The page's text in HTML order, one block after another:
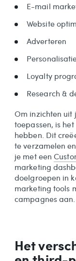
E-mail
Website
Adverteren
Loyalty
Research &
Om inzichten uit
toepassen, is
hebben. Dit
te verzamelen
je met een
marketing
doelgroepen in
marketing tools
campagnes aan.
Het